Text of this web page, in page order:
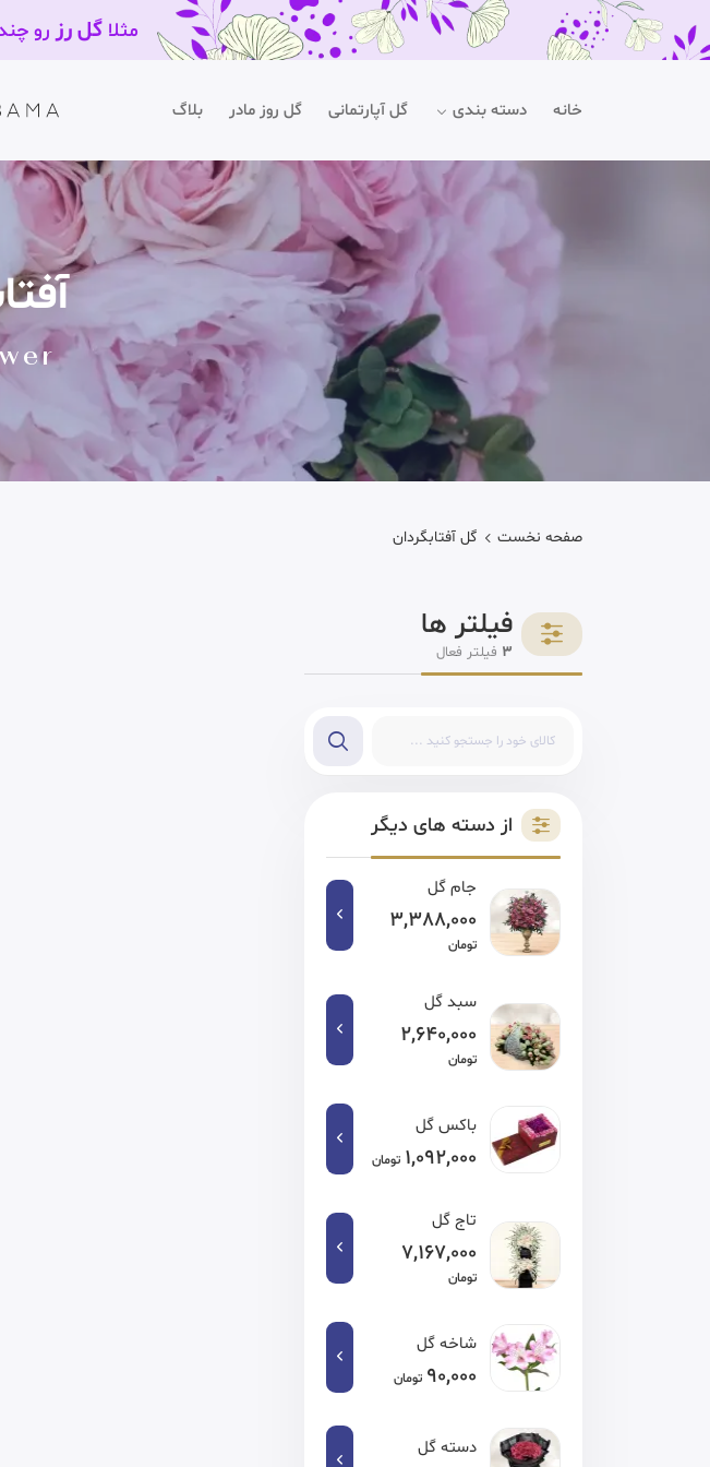
مثلاگل رز رو
خانه دسته بندی گل آپارتمانی گل روز مادر بلاگ
صفحه نخست گل آفتابگردان
فیلتر ها
3 فیلتر فعال
از دسته های دیگر
جام گل
3,388,000
تومان
سبد گل
2,640,000
تومان
باکس گل
1,092,000 تومان
تاج گل
7,167,000
تومان
شاخه گل
90,000 تومان
دسته گل